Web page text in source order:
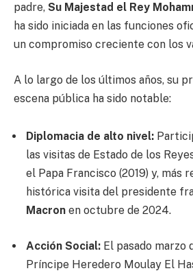
padre, Su Majestad el Rey
ha sido iniciada en las funciones
un compromiso creciente con los
A lo largo de los últimos años, su
escena pública ha sido notable:
Diplomacia de alto nivel:
las visitas de Estado de los
el Papa Francisco (2019) y, más
histórica visita del presidente
Macron en octubre de 2024.
Acción Social: El pasado marzo
Príncipe Heredero Moulay El